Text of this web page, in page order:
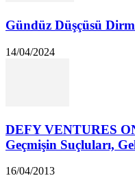
Gündüz Düşçüsü
14/04/2024
DEFY VENTURES
Geçmişin Suçluları,
16/04/2013